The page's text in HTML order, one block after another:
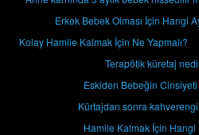
Erkek Bebek Olması İçin Hangi
Kolay Hamile Kalmak İçin Ne Yapmalı?
Terapötik küretaj
Eskiden Bebeğin Cinsiyeti
Kürtajdan sonra kahverengi
Hamile Kalmak İçin Hangi